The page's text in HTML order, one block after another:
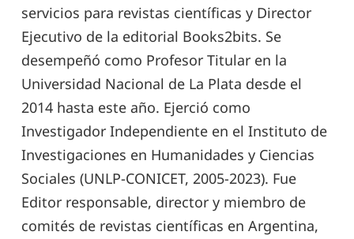
servicios para revistas científicas y Director
Ejecutivo de la editorial Books2bits. Se
desempeñó como Profesor Titular en la
Universidad Nacional de La Plata desde el
2014 hasta este año. Ejerció como
Investigador Independiente en el Instituto de
Investigaciones en Humanidades y Ciencias
Sociales (UNLP-CONICET, 2005-2023). Fue
Editor responsable, director y miembro de
comités de revistas científicas en Argentina,